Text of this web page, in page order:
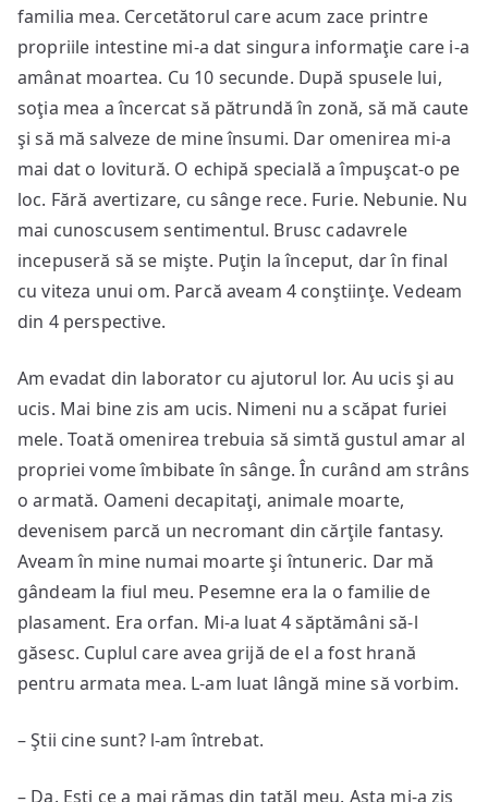
familia mea. Cercetătorul care acum zace printre
propriile intestine mi-a dat singura informaţie care i-a
amânat moartea. Cu 10 secunde. După spusele lui,
soţia mea a încercat să pătrundă în zonă, să mă caute
şi să mă salveze de mine însumi. Dar omenirea mi-a
mai dat o lovitură. O echipă specială a împuşcat-o pe
loc. Fără avertizare, cu sânge rece. Furie. Nebunie. Nu
mai cunoscusem sentimentul. Brusc cadavrele
incepuseră să se mişte. Puţin la început, dar în final
cu viteza unui om. Parcă aveam 4 conştiinţe. Vedeam
din 4 perspective.
Am evadat din laborator cu ajutorul lor. Au ucis şi au
ucis. Mai bine zis am ucis. Nimeni nu a scăpat furiei
mele. Toată omenirea trebuia să simtă gustul amar al
propriei vome îmbibate în sânge. În curând am strâns
o armată. Oameni decapitaţi, animale moarte,
devenisem parcă un necromant din cărţile fantasy.
Aveam în mine numai moarte şi întuneric. Dar mă
gândeam la fiul meu. Pesemne era la o familie de
plasament. Era orfan. Mi-a luat 4 săptămâni să-l
găsesc. Cuplul care avea grijă de el a fost hrană
pentru armata mea. L-am luat lângă mine să vorbim.
– Ştii cine sunt? l-am întrebat.
– Da. Eşti ce a mai rămas din tatăl meu. Asta mi-a zis